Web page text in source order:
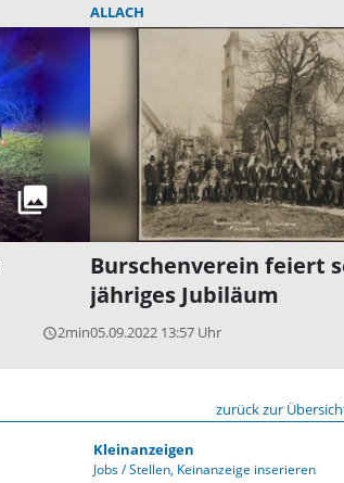
query_builder2min
ALLACH
Burschenverein feiert
jähriges Jubiläum
05.09.2022 13:57 Uhr
zurück zur
Kleinanzeigen
Jobs / Stellen Keinanzeige inserieren